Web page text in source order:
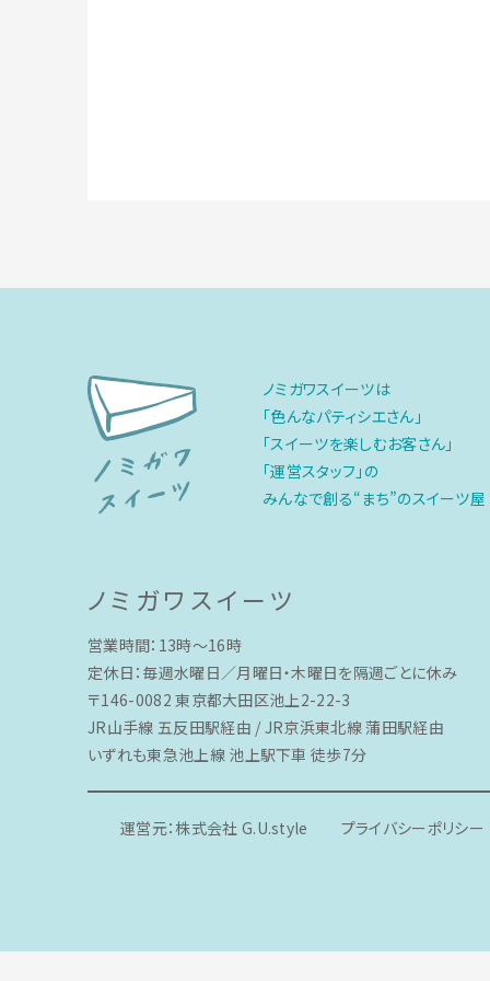
ノミガワスイーツは
「色んなパティシエさん」
「スイーツを楽しむお客さん」
「運営スタッフ」の
みんなで創る“まち”のスイーツ屋
ノミガワスイーツ
営業時間：13時〜16時
定休日：毎週水曜日／月曜日・木曜日を隔週ごとに休み
〒146-0082 東京都大田区池上2-22-3
JR山手線 五反田駅経由 / JR京浜東北線 蒲田駅経由
いずれも東急池上線 池上駅下車 徒歩7分
運営元：株式会社 G.U.style プライバシーポリシー